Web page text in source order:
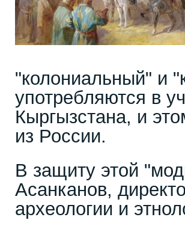
"колониальный" и
употребляются в
Кыргызстана, и
из России.
В защиту этой
Асанканов,
археологии и